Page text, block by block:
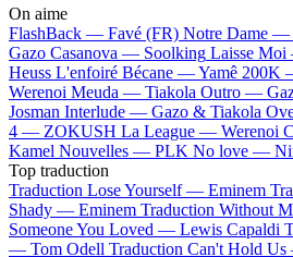
On aime
FlashBack — Favé (FR) Notre Dame —
Gazo Casanova — Soolking Laisse
Heuss L'enfoiré Bécane —Yamê 200K
Werenoi Meuda — Tiakola Outro —
Josman Interlude — Gazo & Tiakola
4 — ZOKUSH La League — Werenoi
Kamel Nouvelles — PLK No love —
Top traduction
Traduction Lose Yourself — Eminem
Shady — Eminem Traduction Without
Someone You Loved — Lewis Capaldi
— Tom Odell Traduction Can't Hold